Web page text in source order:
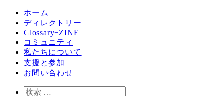
ホーム
ディレクトリー
Glossary+ZINE
コミュニティ
私たちについて
支援と参加
お問い合わせ
検